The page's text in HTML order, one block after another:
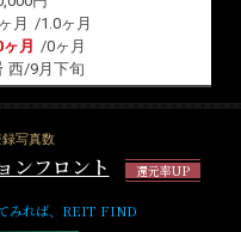
6分
円
706
月 /1.0ヶ月